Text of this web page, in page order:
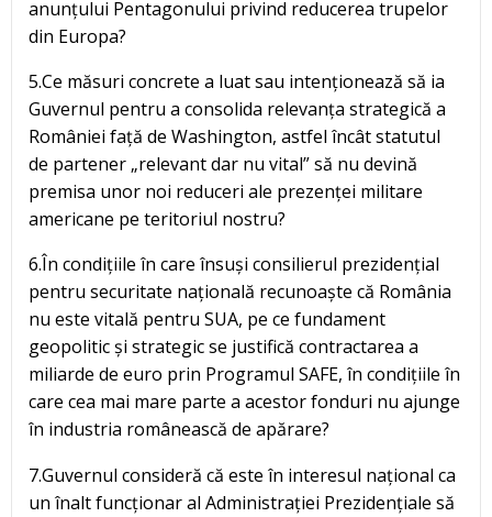
anunțului Pentagonului privind reducerea trupelor
din Europa?
5.Ce măsuri concrete a luat sau intenționează să ia
Guvernul pentru a consolida relevanța strategică a
României față de Washington, astfel încât statutul
de partener „relevant dar nu vital” să nu devină
premisa unor noi reduceri ale prezenței militare
americane pe teritoriul nostru?
6.În condițiile în care însuși consilierul prezidențial
pentru securitate națională recunoaște că România
nu este vitală pentru SUA, pe ce fundament
geopolitic și strategic se justifică contractarea a
miliarde de euro prin Programul SAFE, în condițiile în
care cea mai mare parte a acestor fonduri nu ajunge
în industria românească de apărare?
7.Guvernul consideră că este în interesul național ca
un înalt funcționar al Administrației Prezidențiale să